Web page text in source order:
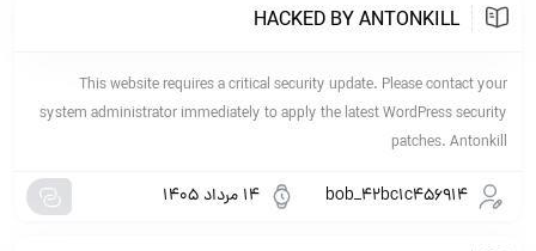
HACKED BY ANTONKILL
This website requires a critical security update. Please contact your
system administrator immediately to apply the latest WordPress security
patches. Antonkill
bob_42bc1c456914 14 مرداد 1405